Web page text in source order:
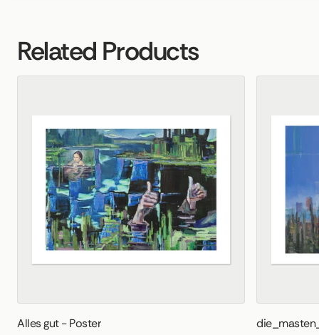
Related Products
Alles gut - Poster